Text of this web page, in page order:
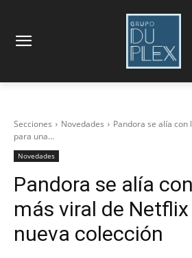
Secciones Novedades
Pandora se alía
para una...
Novedades
Pandora se alía
más viral de
nueva colección